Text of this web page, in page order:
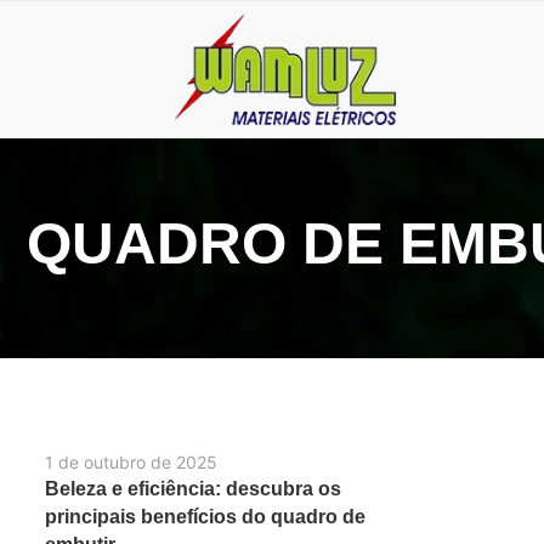
QUADRO DE
1 de outubro de 2025
Beleza e eficiência: descubra os
principais benefícios do quadro de